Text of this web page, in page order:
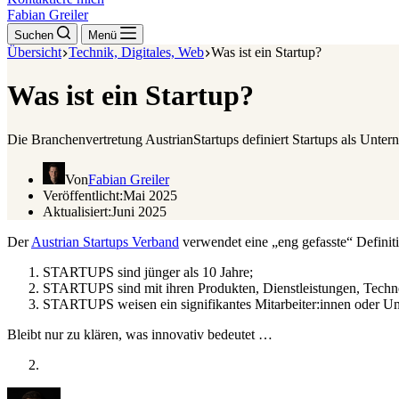
Fabian Greiler
Suchen Menü
Übersicht Technik, Digitales, Web Was ist ein Startup?
Was ist ein Startup?
Die Branchenvertretung AustrianStartups definiert Startups als
VonFabian Greiler
Veröffentlicht:Mai 2025
Aktualisiert:Juni 2025
DerAustrian Startups Verband verwendet eine „eng gefasste“
STARTUPS sind jünger als 10 Jahre;
STARTUPS sind mit ihren Produkten, Dienstleistungen,
STARTUPS weisen ein signifikantes Mitarbeiter:innen oder
Bleibt nur zu klären, was innovativ bedeutet …